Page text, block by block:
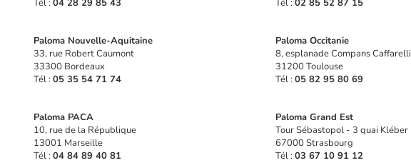
Paloma Nouvelle-Aquitaine
33, rue Robert Caumont
33300 Bordeaux
Tél : 05 35 54 71 74
Paloma Occitanie
8, esplanade Compans Caffarelli
31200 Toulouse
Tél : 05 82 95 80 69
Paloma PACA
10, rue de la République
13001 Marseille
Tél : 04 84 89 40 81
Paloma Grand Est
Tour Sébastopol - 3 quai Kléber
67000 Strasbourg
Tél : 03 67 10 91 12